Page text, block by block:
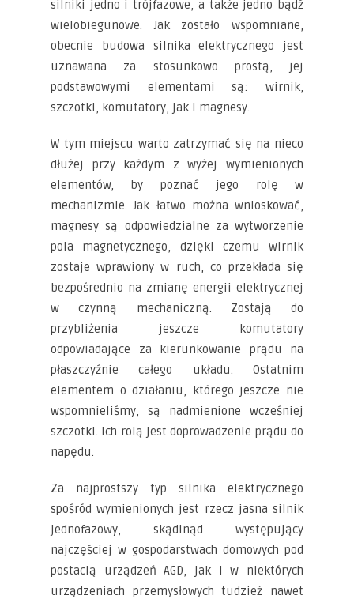
silniki jedno i trójfazowe, a także jedno bądź
wielobiegunowe. Jak zostało wspomniane,
obecnie budowa silnika elektrycznego jest
uznawana za stosunkowo prostą, jej
podstawowymi elementami są: wirnik,
szczotki, komutatory, jak i magnesy.
W tym miejscu warto zatrzymać się na nieco
dłużej przy każdym z wyżej wymienionych
elementów, by poznać jego rolę w
mechanizmie. Jak łatwo można wnioskować,
magnesy są odpowiedzialne za wytworzenie
pola magnetycznego, dzięki czemu wirnik
zostaje wprawiony w ruch, co przekłada się
bezpośrednio na zmianę energii elektrycznej
w czynną mechaniczną. Zostają do
przybliżenia jeszcze komutatory
odpowiadające za kierunkowanie prądu na
płaszczyźnie całego układu. Ostatnim
elementem o działaniu, którego jeszcze nie
wspomnieliśmy, są nadmienione wcześniej
szczotki. Ich rolą jest doprowadzenie prądu do
napędu.
Za najprostszy typ silnika elektrycznego
spośród wymienionych jest rzecz jasna silnik
jednofazowy, skądinąd występujący
najczęściej w gospodarstwach domowych pod
postacią urządzeń AGD, jak i w niektórych
urządzeniach przemysłowych tudzież nawet